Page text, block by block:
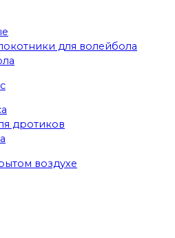
для волейбола
дротиков
воздухе